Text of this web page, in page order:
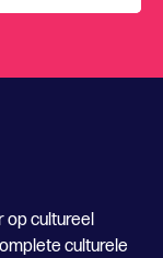
cultureel
culturele